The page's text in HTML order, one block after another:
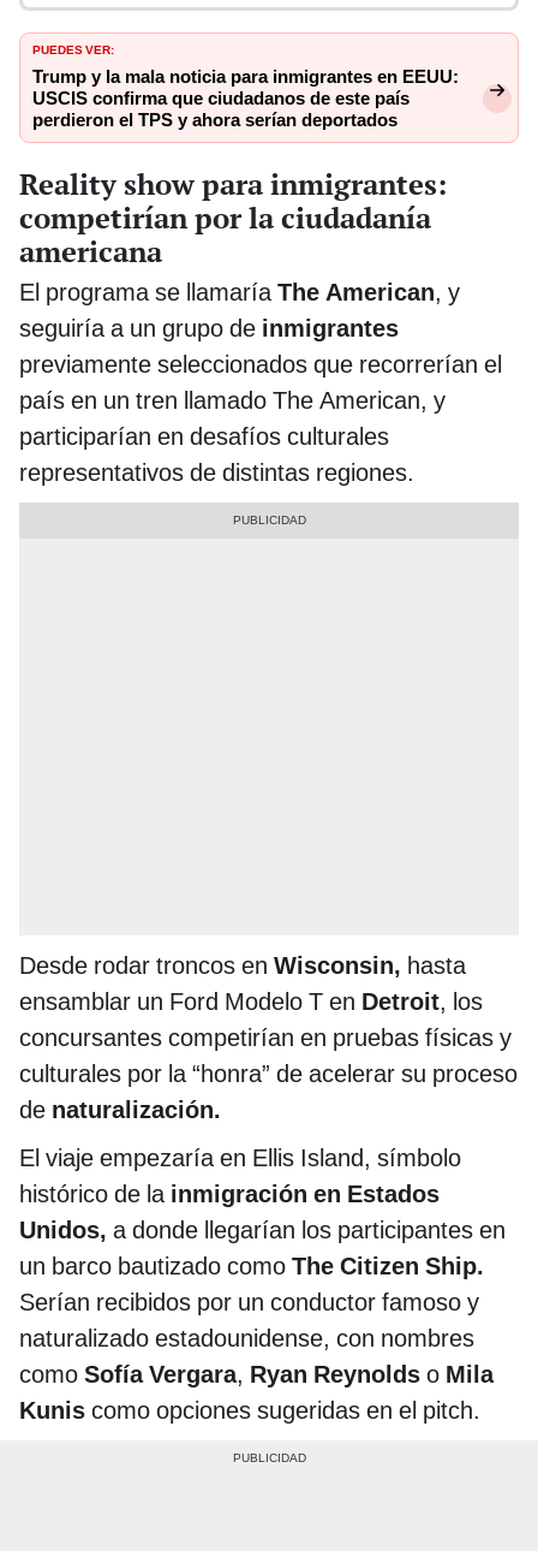
PUEDES VER:
Trump y la mala noticia para inmigrantes en EEUU:
USCIS confirma que ciudadanos de este país
perdieron el TPS y ahora serían deportados
Reality show para inmigrantes:
competirían por la ciudadanía
americana
El programa se llamaríaThe American, y
seguiría a un grupo de inmigrantes
previamente seleccionados que recorrerían el
país en un tren llamado The American, y
participarían en desafíos culturales
representativos de distintas regiones.
Desde rodar troncos en Wisconsin, hasta
ensamblar un Ford Modelo T en Detroit, los
concursantes competirían en pruebas físicas y
culturales por la “honra” de acelerar su proceso
de naturalización.
El viaje empezaría en Ellis Island, símbolo
histórico de lainmigración en Estados
Unidos, a donde llegarían los participantes en
un barco bautizado como The Citizen Ship.
Serían recibidos por un conductor famoso y
naturalizado estadounidense, con nombres
como Sofía Vergara, Ryan Reynolds o Mila
Kunis como opciones sugeridas en el pitch.